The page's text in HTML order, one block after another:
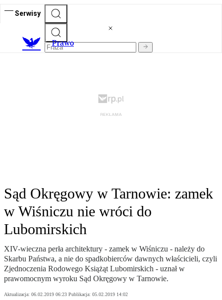
Serwisy
Prawo
Sąd Okręgowy w Tarnowie: zamek
w Wiśniczu nie wróci do
Lubomirskich
XIV-wieczna perła architektury - zamek w Wiśniczu - należy do
Skarbu Państwa, a nie do spadkobierców dawnych właścicieli, czyli
Zjednoczenia Rodowego Książąt Lubomirskich - uznał w
prawomocnym wyroku Sąd Okręgowy w Tarnowie.
Aktualizacja: 06.02.2019 06:23 Publikacja: 05.02.2019 14:02